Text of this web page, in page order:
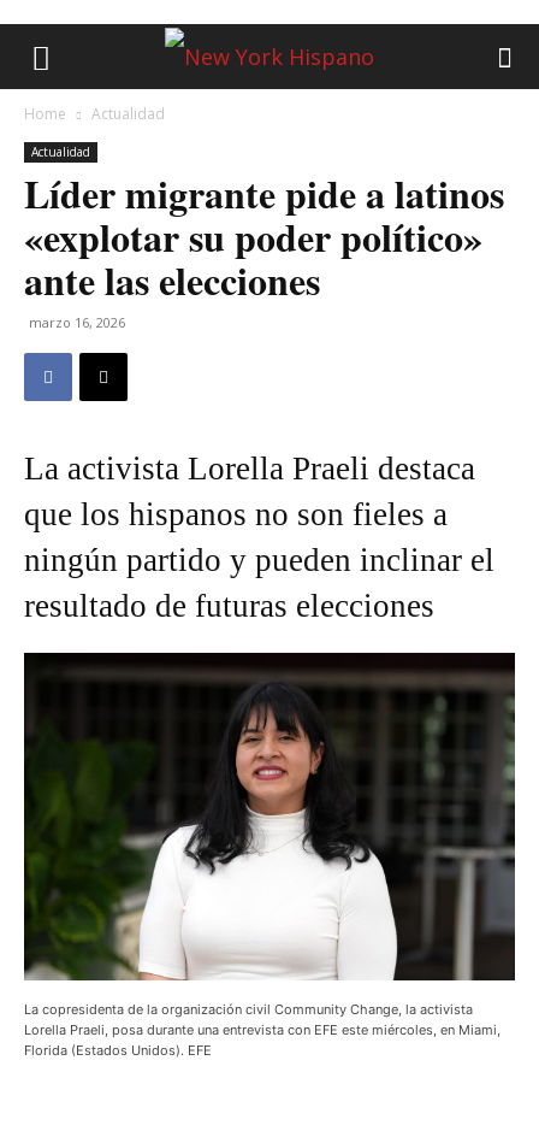
Home Actualidad
Actualidad
Líder migrante pide a latinos
«explotar su poder político»
ante las elecciones
marzo 16, 2026
La activista Lorella Praeli destaca
que los hispanos no son fieles a
ningún partido y pueden inclinar el
resultado de futuras elecciones
La copresidenta de la organización civil Community Change, la activista
Lorella Praeli, posa durante una entrevista con EFE este miércoles, en Miami,
Florida (Estados Unidos). EFE